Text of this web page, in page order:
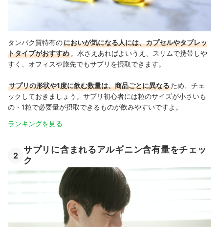
タンパク質特有のにおいが気になる人には、カプセルやタブレッ
トタイプがおすすめ 。水さえあればよいうえ、スリムで携帯しや
すく、オフィスや旅先でもサプリを摂取できます。
サプリの形状や1度に飲む数量は、商品ごとに異なるため、チェ
ックしておきましょう。サプリ初心者には粒のサイズが小さいも
の・1粒で必要量が摂取できるものが飲みやすいですよ。
ランキングを見る
2
サプリに含まれるアルギニン含有量をチェッ
ク